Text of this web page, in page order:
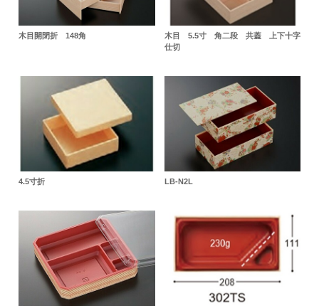
木目開閉折 148角
木目 5.5寸 角二段 共蓋 上下十字
仕切
4.5寸折 LB-N2L